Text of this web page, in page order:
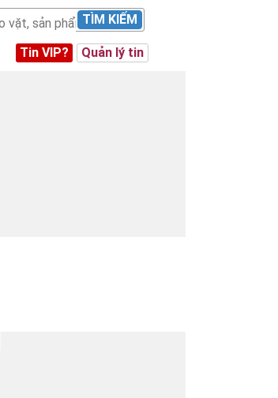
TÌM KIẾM
Tin VIP? Quản lý tin